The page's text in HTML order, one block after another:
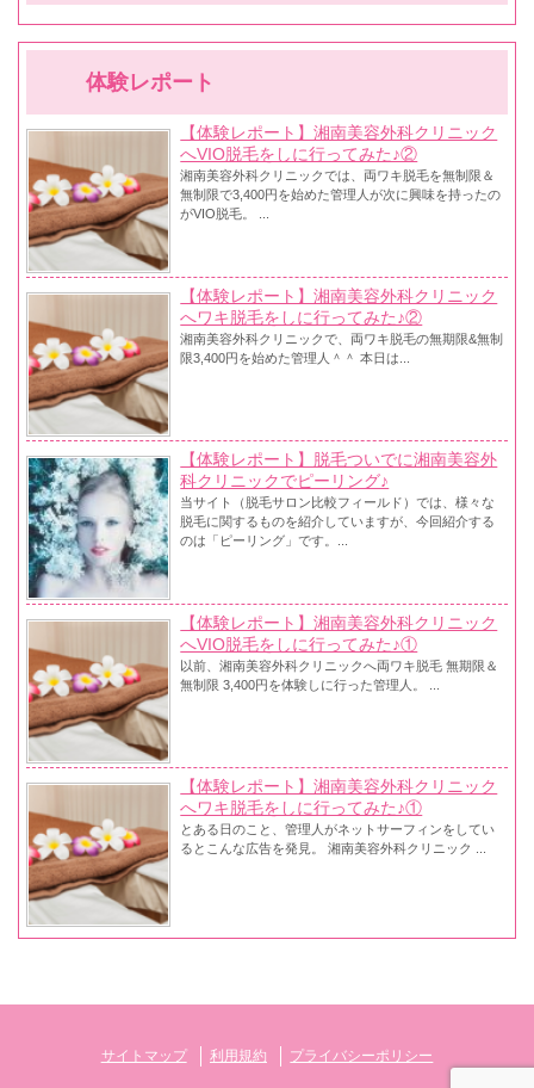
体験レポート
【体験レポート】湘南美容外科クリニック
へVIO脱毛をしに行ってみた♪②
湘南美容外科クリニックでは、両ワキ脱毛を無制限＆
無制限で3,400円を始めた管理人が次に興味を持ったの
がVIO脱毛。 ...
【体験レポート】湘南美容外科クリニック
へワキ脱毛をしに行ってみた♪②
湘南美容外科クリニックで、両ワキ脱毛の無期限&無制
限3,400円を始めた管理人＾＾ 本日は...
【体験レポート】脱毛ついでに湘南美容外
科クリニックでピーリング♪
当サイト（脱毛サロン比較フィールド）では、様々な
脱毛に関するものを紹介していますが、今回紹介する
のは「ピーリング」です。...
【体験レポート】湘南美容外科クリニック
へVIO脱毛をしに行ってみた♪①
以前、湘南美容外科クリニックへ両ワキ脱毛 無期限＆
無制限 3,400円を体験しに行った管理人。 ...
【体験レポート】湘南美容外科クリニック
へワキ脱毛をしに行ってみた♪①
とある日のこと、管理人がネットサーフィンをしてい
るとこんな広告を発見。 湘南美容外科クリニック ...
サイトマップ 利用規約 プライバシーポリシー